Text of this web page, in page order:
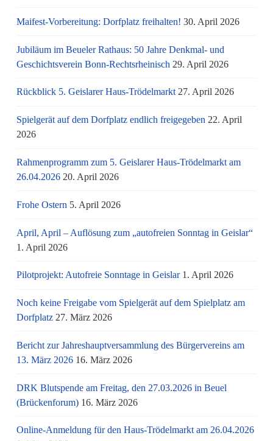
Maifest-Vorbereitung: Dorfplatz freihalten! 30. April 2026
Jubiläum im Beueler Rathaus: 50 Jahre Denkmal- und
Geschichtsverein Bonn-Rechtsrheinisch 29. April 2026
Rückblick 5. Geislarer Haus-Trödelmarkt 27. April 2026
Spielgerät auf dem Dorfplatz endlich freigegeben 22. April
2026
Rahmenprogramm zum 5. Geislarer Haus-Trödelmarkt am
26.04.2026 20. April 2026
Frohe Ostern 5. April 2026
April, April – Auflösung zum „autofreien Sonntag in Geislar“
1. April 2026
Pilotprojekt: Autofreie Sonntage in Geislar 1. April 2026
Noch keine Freigabe vom Spielgerät auf dem Spielplatz am
Dorfplatz 27. März 2026
Bericht zur Jahreshauptversammlung des Bürgervereins am
13. März 2026 16. März 2026
DRK Blutspende am Freitag, den 27.03.2026 in Beuel
(Brückenforum) 16. März 2026
Online-Anmeldung für den Haus-Trödelmarkt am 26.04.2026